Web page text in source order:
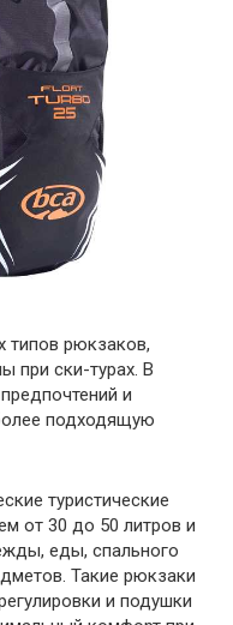
типов рюкзаков,
при ски-турах. В
и
подходящую
туристические
от 30 до 50 литров и
еды, спального
Такие рюкзаки
и подушки